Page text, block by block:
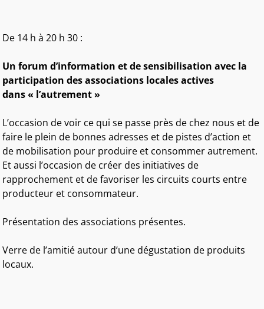
De 14 h à 20 h 30 :
Un forum d’information et de sensibilisation avec la
participation des associations locales actives
dans « l’autrement »
L’occasion de voir ce qui se passe près de chez nous et de
faire le plein de bonnes adresses et de pistes d’action et
de mobilisation pour produire et consommer autrement.
Et aussi l’occasion de créer des initiatives de
rapprochement et de favoriser les circuits courts entre
producteur et consommateur.
Présentation des associations présentes.
Verre de l’amitié autour d’une dégustation de produits
locaux.